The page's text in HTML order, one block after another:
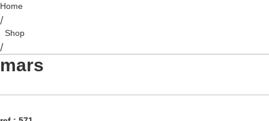
Home
/
Shop
/
mars